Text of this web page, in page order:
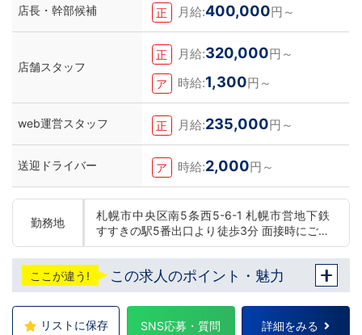
店長・幹部候補 正 月給:400,000円～
店舗スタッフ
正 月給:320,000円～
ア 時給:1,300円～
web運営スタッフ 正 月給:235,000円～
送迎ドライバー ア 時給:2,000円～
勤務地
札幌市中央区南5条西5-6-1 札幌市営地下鉄
すすきの駅5番出口より徒歩3分 面接時にご希
望の勤務地をお伺いし、配属店舗を決定いた
します。 入社後の転勤についても希望を考慮
いたします。 ■札幌エリア：北海道札幌市 地
下鉄南北線すすきの駅 ■横浜エリア：神奈川
県横浜市中区 ・京急線黄金町駅、日ノ出町駅
・市営地下鉄阪東橋駅、伊勢佐木長者町駅 ・
ここが違う! この求人のポイント・魅力
リストに保存 SNS応募・質問 詳細をみる